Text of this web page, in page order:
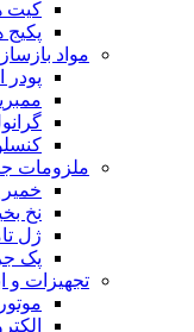
کیت
پکیج
مواد
پودر
ملزومات
خمیر
نخ
ژل
پک
تجهیزات و